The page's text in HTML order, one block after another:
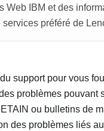
Web IBM et des
préféré de
support pour vous
problèmes pouvant
ou bulletins de
des problèmes liés